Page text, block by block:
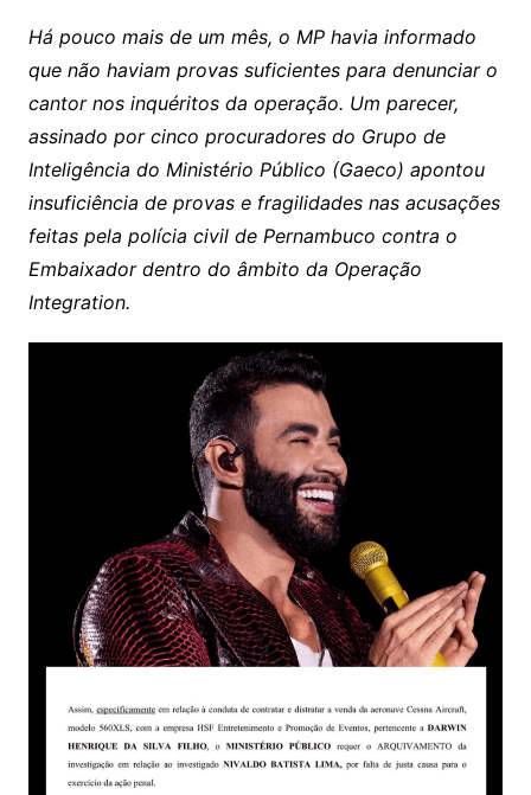
Há pouco mais de um mês, o MP havia informado
que não haviam provas suficientes para denunciar o
cantor nos inquéritos da operação. Um parecer,
assinado por cinco procuradores do Grupo de
Inteligência do Ministério Público (Gaeco) apontou
insuficiência de provas e fragilidades nas acusações
feitas pela polícia civil de Pernambuco contra o
Embaixador dentro do âmbito da Operação
Integration.